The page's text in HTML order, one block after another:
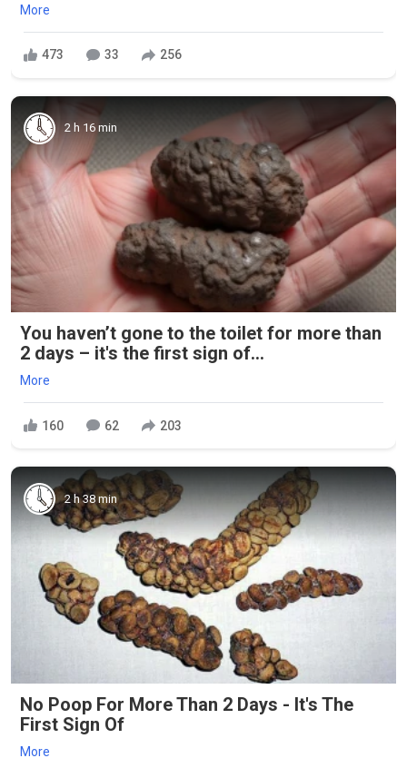
More
473 33 256
2 h 16 min
You haven’t gone to the toilet for more than
2 days – it's the first sign of...
More
160 62 203
2 h 38 min
No Poop For More Than 2 Days - It's The
First Sign Of
More